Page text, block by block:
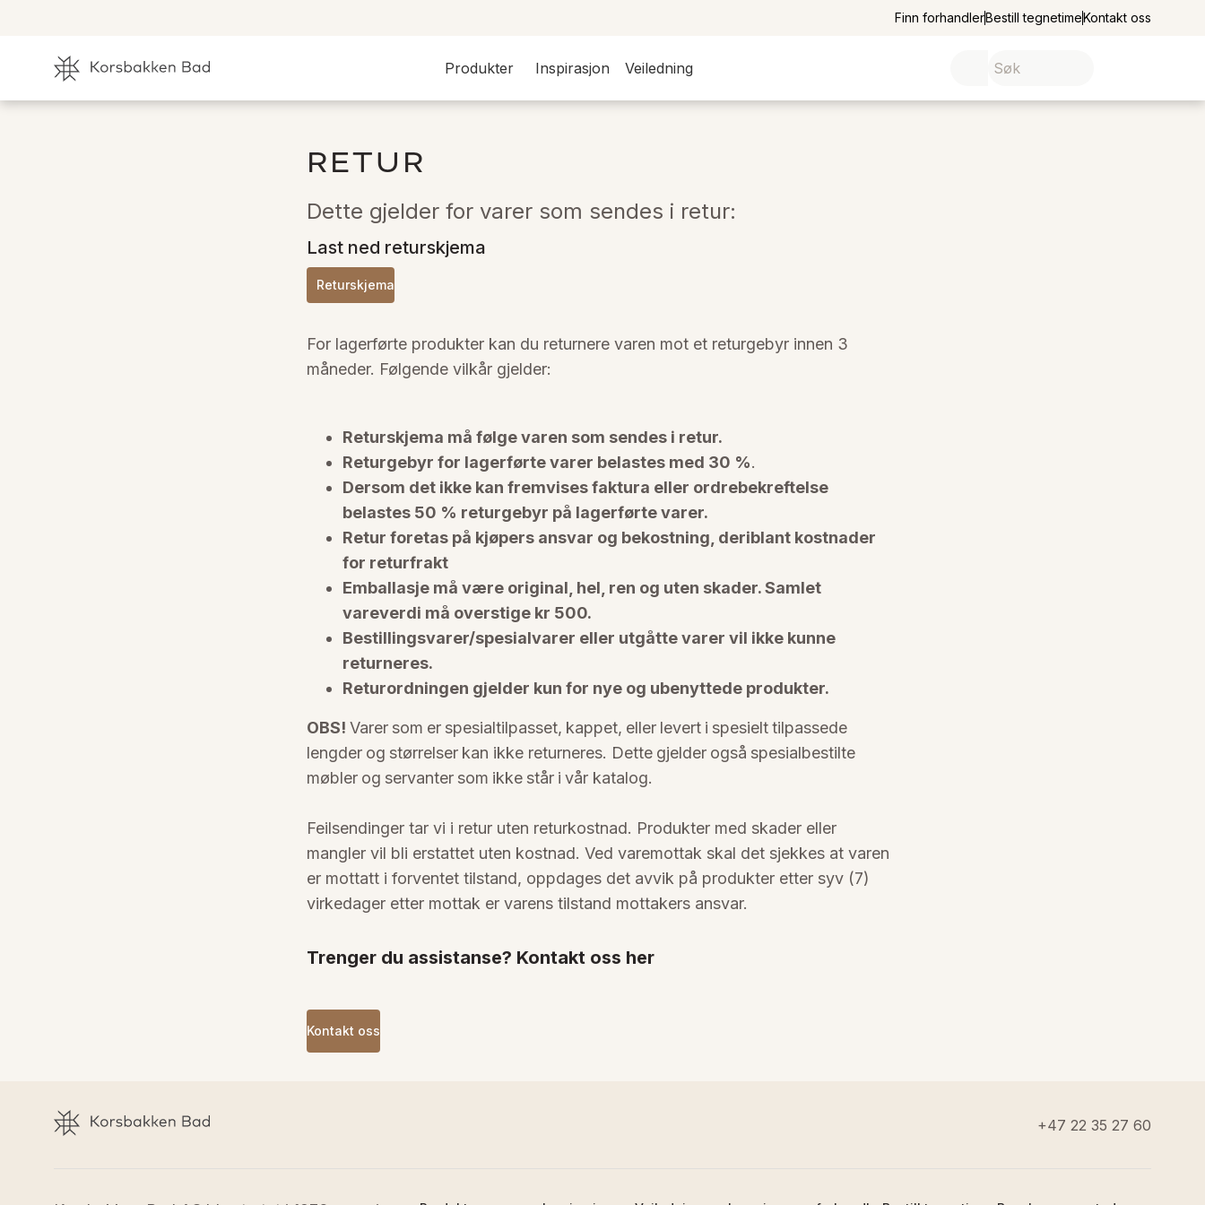
Finn forhandlerBestill tegnetimeKontakt oss
Produkter Inspirasjon Veiledning
RETUR
Dette gjelder for varer som sendes i retur:
Last ned returskjema
Returskjema
For lagerførte produkter kan du returnere varen mot et returgebyr innen 3
måneder. Følgende vilkår gjelder:
Returskjema må følge varen som sendes i retur.
Returgebyr for lagerførte varer belastes med 30 %.
Dersom det ikke kan fremvises faktura eller ordrebekreftelse
belastes 50 % returgebyr på lagerførte varer.
Retur foretas på kjøpers ansvar og bekostning, deriblant kostnader
for returfrakt
Emballasje må være original, hel, ren og uten skader. Samlet
vareverdi må overstige kr 500.
Bestillingsvarer/spesialvarer eller utgåtte varer vil ikke kunne
returneres.
Returordningen gjelder kun for nye og ubenyttede produkter.
OBS! Varer som er spesialtilpasset, kappet, eller levert i spesielt tilpassede
lengder og størrelser kan ikke returneres. Dette gjelder også spesialbestilte
møbler og servanter som ikke står i vår katalog.
Feilsendinger tar vi i retur uten returkostnad. Produkter med skader eller
mangler vil bli erstattet uten kostnad. Ved varemottak skal det sjekkes at varen
er mottatt i forventet tilstand, oppdages det avvik på produkter etter syv (7)
virkedager etter mottak er varens tilstand mottakers ansvar.
Trenger du assistanse? Kontakt oss her
Kontakt oss
+47 22 35 27 60